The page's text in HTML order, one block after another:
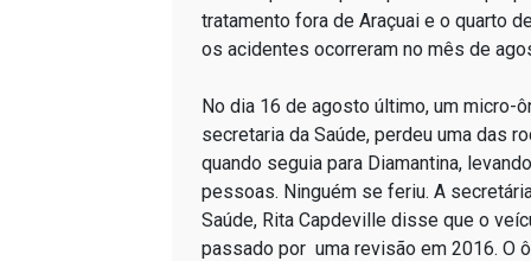
tratamento fora de Araçuai e o quarto
os acidentes ocorreram no mês de
No dia 16 de agosto último, um micro-
secretaria da Saúde, perdeu uma das
quando seguia para Diamantina,
pessoas. Ninguém se feriu. A
Saúde, Rita Capdeville disse que o
passado por uma revisão em 2016. O